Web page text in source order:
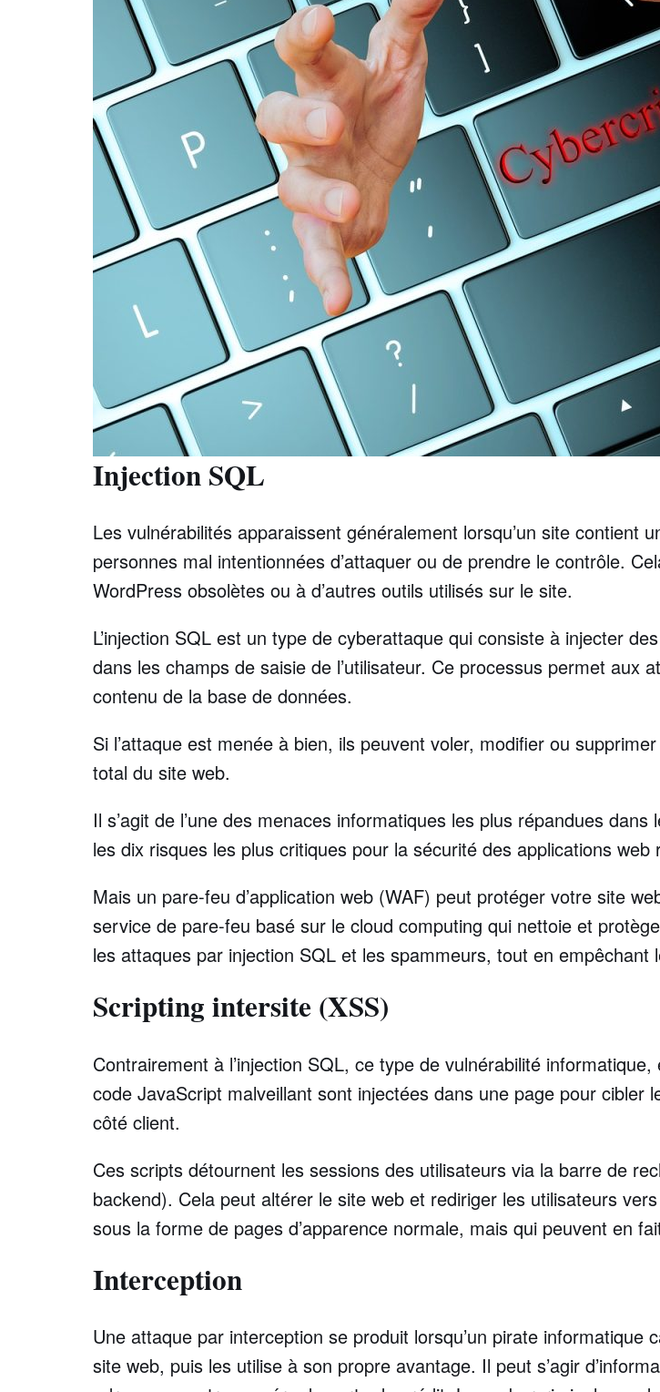
Injection SQL
Les vulnérabilités apparaissent généralement lorsqu’un site contient
personnes mal intentionnées d’attaquer ou de prendre le contrôle.
WordPress obsolètes ou à d’autres outils utilisés sur le site.
L’injection SQL est un type de cyberattaque qui consiste à injecter
dans les champs de saisie de l’utilisateur. Ce processus permet aux
contenu de la base de données.
Si l’attaque est menée à bien, ils peuvent voler, modifier ou
total du site web.
Il s’agit de l’une des menaces informatiques les plus répandues
les dix risques les plus critiques pour la sécurité des applications
Mais un pare-feu d’application web (WAF) peut protéger votre site
service de pare-feu basé sur le cloud computing qui nettoie et
les attaques par injection SQL et les spammeurs, tout en empêchant
Scripting intersite (XSS)
Contrairement à l’injection SQL, ce type de vulnérabilité
code JavaScript malveillant sont injectées dans une page pour
côté client.
Ces scripts détournent les sessions des utilisateurs via la barre de
backend). Cela peut altérer le site web et rediriger les utilisateurs
sous la forme de pages d’apparence normale, mais qui peuvent en
Interception
Une attaque par interception se produit lorsqu’un pirate
site web, puis les utilise à son propre avantage. Il peut s’agir